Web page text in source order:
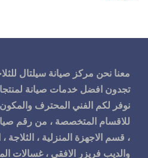
معنا نحن مركز صيانة سيلتال
تجدون افضل خدمات صيانة
نوفر لكم الفني المحترف والمكون
، قسم الاجهزة المنزلية ، الثلاجة
والديب فريزر الافقي ، غسالات